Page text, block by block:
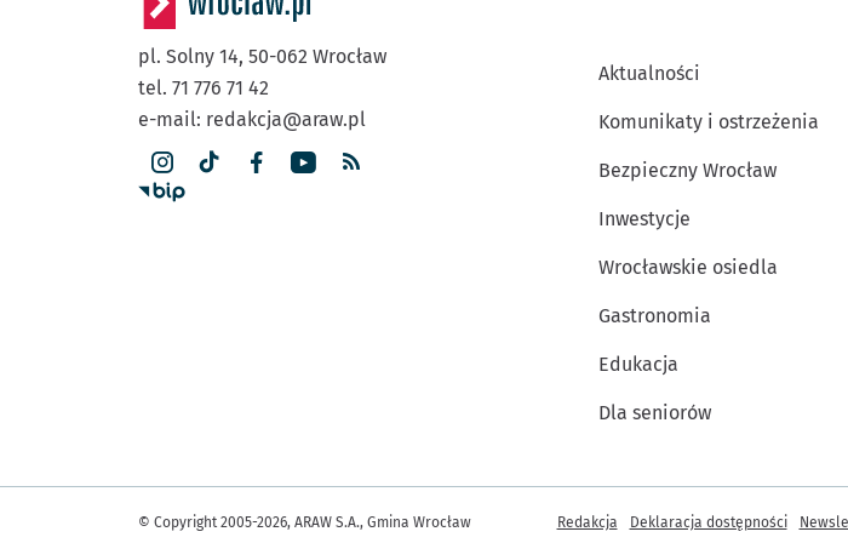
pl. Solny 14, 50-062 Wrocław
tel. 71 776 71 42
e-mail: redakcja@araw.pl
Aktualności
Komunikaty i ostrzeżenia
Bezpieczny Wrocław
Inwestycje
Wrocławskie osiedla
Gastronomia
Edukacja
Dla seniorów
© Copyright 2005-2026, ARAW S.A., Gmina Wrocław Inne informacje
Redakcja Deklaracja dostępności